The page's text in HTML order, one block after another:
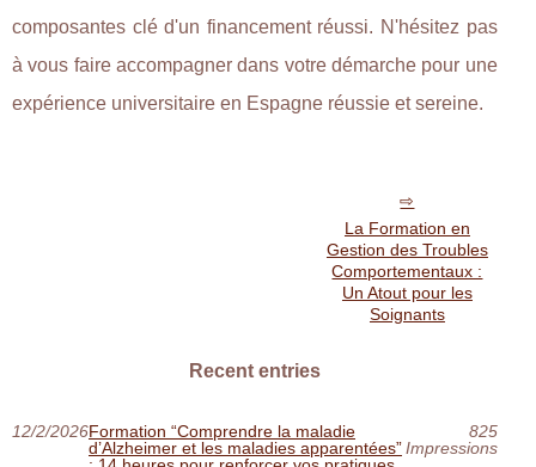
composantes clé d'un financement réussi. N'hésitez pas
à vous faire accompagner dans votre démarche pour une
expérience universitaire en Espagne réussie et sereine.
La Formation en
Gestion des Troubles
Comportementaux :
Un Atout pour les
Soignants
Recent entries
12/2/2026Formation “Comprendre la maladie
d’Alzheimer et les maladies apparentées”
825
Impressions